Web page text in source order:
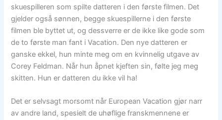
skuespilleren som spilte datteren i den første filmen. Det
gjelder også sønnen, begge skuespillerne i den første
filmen ble byttet ut, og dessverre er de ikke like gode som
de to første man fant i Vacation. Den nye datteren er
ganske ekkel, hun minte meg om en kvinnelig utgave av
Corey Feldman. Når hun åpnet kjeften sin, følte jeg meg
skitten. Hun er datteren du ikke vil ha!
Det er selvsagt morsomt når European Vacation gjør narr
av andre land, spesielt de uhøflige franskmennene er